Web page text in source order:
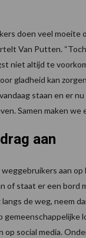
doen veel moeite
Van Putten.
niet altijd te
gladheid kan
staan en er
Samen maken we
aan
aan op
of staat er een bord
de weg, neem
gemeenschappelijke
op social media.